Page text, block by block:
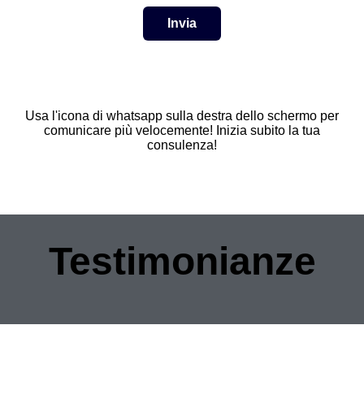
Usa l'icona di whatsapp sulla destra dello schermo per
comunicare più velocemente! Inizia subito la tua
consulenza!
Testimonianze